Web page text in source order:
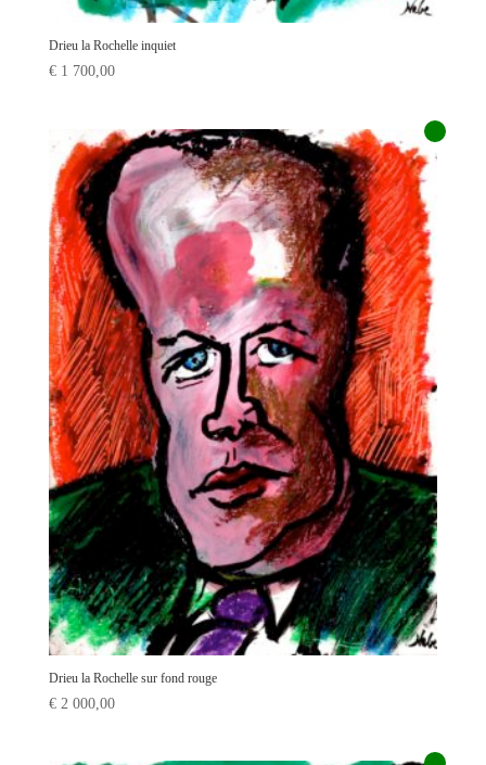
Drieu la Rochelle inquiet
€1 700,00
Drieu la Rochelle sur fond rouge
€2 000,00